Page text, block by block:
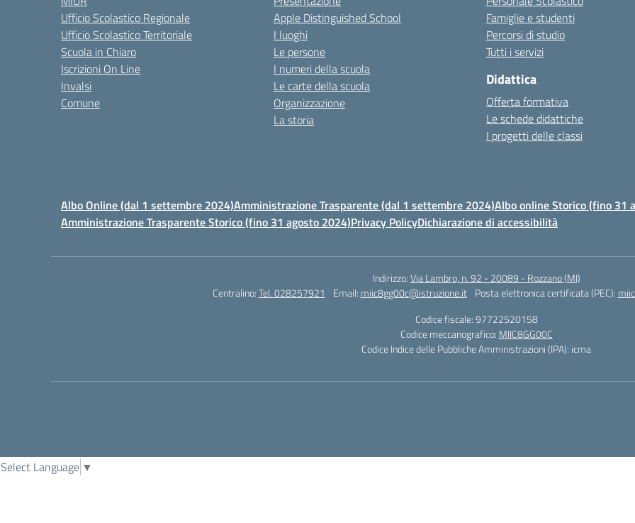
Ufficio Scolastico Regionale
Ufficio Scolastico Territoriale
Scuola in Chiaro
Iscrizioni On Line
Invalsi
Comune
Apple Distinguished School
I luoghi
Le persone
I numeri della scuola
Le carte della scuola
Organizzazione
La storia
Famiglie e studenti
Percorsi di studio
Tutti i servizi
Didattica
Offerta formativa
Le schede didattiche
I progetti delle classi
Albo Online (dal 1 settembre 2024)Amministrazione Trasparente (dal 1 settembre 2024)Albo online Storico (fino 31
Amministrazione Trasparente Storico (fino 31 agosto 2024)Privacy PolicyDichiarazione di accessibilità
Indirizzo:Via Lambro, n. 92 - 20089 - Rozzano (MI)
Centralino:Tel. 028257921 Email: miic8gg00c@istruzione.it Posta elettronica certificata (PEC):
Codice fiscale: 97722520158
Codice meccanografico: MIIC8GG00C
Codice Indice delle Pubbliche Amministrazioni (IPA): icma
Select Language ▼